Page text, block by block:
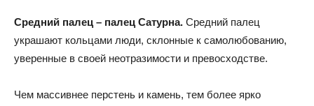
Средний палец – палец Сатурна. Средний палец
украшают кольцами люди, склонные к самолюбованию,
уверенные в своей неотразимости и превосходстве.
Чем массивнее перстень и камень, тем более ярко